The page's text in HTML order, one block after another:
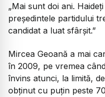
„Mai sunt doi ani.
președintele partidului
candidat a luat sfârșit.”
Mircea Geoană a mai
în 2009, pe vremea
învins atunci, la limită,
obținut cu puțin peste